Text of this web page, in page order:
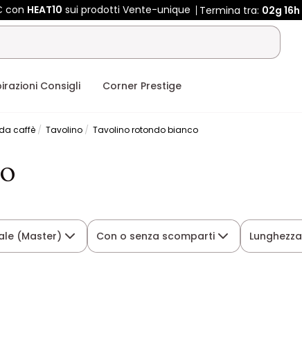
con HEAT10 sui prodotti Vente-unique Termina tra: 02g 16h
Consigli Corner Prestige
caffè Tavolino Tavolino rotondo bianco
(Master) Con o senza scomparti Lunghezza